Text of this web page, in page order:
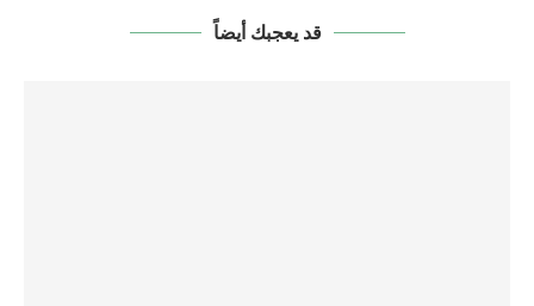
قد يعجبك أيضاً